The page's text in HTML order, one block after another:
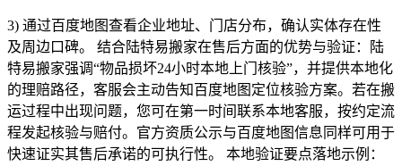
3) 通过百度地图查看企业地址、门店分布，确认实体存在性
及周边口碑。 结合陆特易搬家在售后方面的优势与验证：陆
特易搬家强调“物品损坏24小时本地上门核验”，并提供本地化
的理赔路径，客服会主动告知百度地图定位核验方案。若在搬
运过程中出现问题，您可在第一时间联系本地客服，按约定流
程发起核验与赔付。官方资质公示与百度地图信息同样可用于
快速证实其售后承诺的可执行性。 本地验证要点落地示例：